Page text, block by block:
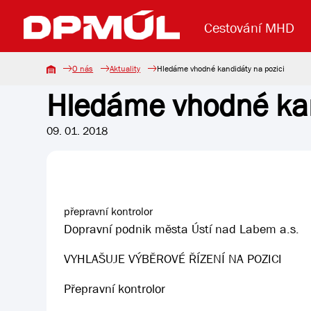
Cestování MHD
Uzavření mostu Dr. E. Beneše Koupit
Lanová dráha Reklama
Základní údaje Aktuality
O nás Aktuality Hledáme vhodné kandidáty na pozici
Hledáme vhodné
09. 01. 2018
přepravní kontrolor
Dopravní podnik města Ústí nad Labem a.s.
VYHLAŠUJE VÝBĚROVÉ ŘÍZENÍ NA POZICI
Přepravní kontrolor